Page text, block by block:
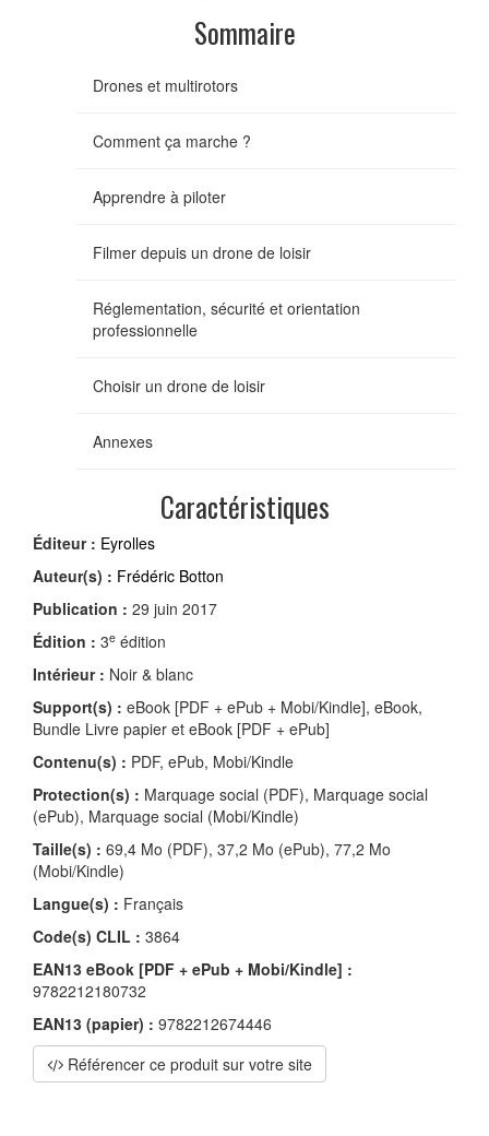
Sommaire
Drones et multirotors
Comment ça marche ?
Apprendre à piloter
Filmer depuis un drone de loisir
Réglementation, sécurité et orientation
professionnelle
Choisir un drone de loisir
Annexes
Caractéristiques
Éditeur : Eyrolles
Auteur(s) : Frédéric Botton
Publication : 29 juin 2017
Édition : 3e édition
Intérieur : Noir & blanc
Support(s) : eBook [PDF + ePub + Mobi/Kindle], eBook,
Bundle Livre papier et eBook [PDF + ePub]
Contenu(s) : PDF, ePub, Mobi/Kindle
Protection(s) : Marquage social (PDF), Marquage social
(ePub), Marquage social (Mobi/Kindle)
Taille(s) : 69,4 Mo (PDF), 37,2 Mo (ePub), 77,2 Mo
(Mobi/Kindle)
Langue(s) : Français
Code(s) CLIL : 3864
EAN13 eBook [PDF + ePub + Mobi/Kindle] :
9782212180732
EAN13 (papier) : 9782212674446
Référencer ce produit sur votre site